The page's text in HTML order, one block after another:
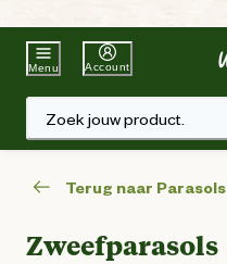
Beste
Menu Account
Zoek jouw product.
Terug naar Parasols
Zweefparasols